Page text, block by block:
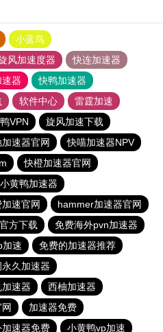
小蓝鸟
风加速度器
快连加速器
器
快鸭加速器
软件中心
雷霆加速
VPN
旋风加速下载
速器官网
快喵加速器NPV
快橙加速器官网
小黄鸭加速器
速官网
hammer加速器官网
方下载
免费海外pvn加速器
加速
免费的加速器推荐
久加速器
速器
西柚加速器
加速器免费
加速器免费 小黄鸭vp加速